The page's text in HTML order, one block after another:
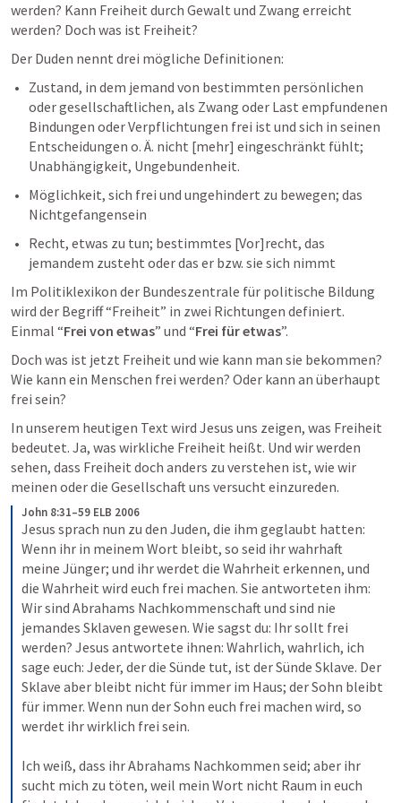
werden? Kann Freiheit durch Gewalt und Zwang erreicht
werden? Doch was ist Freiheit?
Der Duden nennt drei mögliche Definitionen:
Zustand, in dem jemand von bestimmten persönlichen
oder gesellschaftlichen, als Zwang oder Last empfundenen
Bindungen oder Verpflichtungen frei ist und sich in seinen
Entscheidungen o. Ä. nicht [mehr] eingeschränkt fühlt;
Unabhängigkeit, Ungebundenheit.
Möglichkeit, sich frei und ungehindert zu bewegen; das
Nichtgefangensein
Recht, etwas zu tun; bestimmtes [Vor]recht, das
jemandem zusteht oder das er bzw. sie sich nimmt
Im Politiklexikon der Bundeszentrale für politische Bildung
wird der Begriff “Freiheit” in zwei Richtungen definiert.
Einmal “Frei von etwas” und “Frei für etwas”.
Doch was ist jetzt Freiheit und wie kann man sie bekommen?
Wie kann ein Menschen frei werden? Oder kann an überhaupt
frei sein?
In unserem heutigen Text wird Jesus uns zeigen, was Freiheit
bedeutet. Ja, was wirkliche Freiheit heißt. Und wir werden
sehen, dass Freiheit doch anders zu verstehen ist, wie wir
meinen oder die Gesellschaft uns versucht einzureden.
John 8:31–59 ELB 2006
Jesus sprach nun zu den Juden, die ihm geglaubt hatten:
Wenn ihr in meinem Wort bleibt, so seid ihr wahrhaft
meine Jünger; und ihr werdet die Wahrheit erkennen, und
die Wahrheit wird euch frei machen. Sie antworteten ihm:
Wir sind Abrahams Nachkommenschaft und sind nie
jemandes Sklaven gewesen. Wie sagst du: Ihr sollt frei
werden? Jesus antwortete ihnen: Wahrlich, wahrlich, ich
sage euch: Jeder, der die Sünde tut, ist der Sünde Sklave. Der
Sklave aber bleibt nicht für immer im Haus; der Sohn bleibt
für immer. Wenn nun der Sohn euch frei machen wird, so
werdet ihr wirklich frei sein.
Ich weiß, dass ihr Abrahams Nachkommen seid; aber ihr
sucht mich zu töten, weil mein Wort nicht Raum in euch